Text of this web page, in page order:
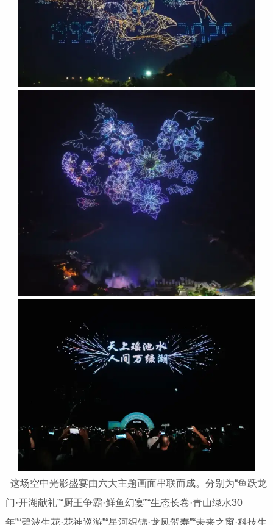
这场空中光影盛宴由六大主题画面串联而成。分别为“鱼跃龙
门·开湖献礼”“厨王争霸·鲜鱼幻宴”“生态长卷·青山绿水30
年”“碧波生花·花神巡游”“星河织锦·龙凤贺寿”“未来之窗·科技生